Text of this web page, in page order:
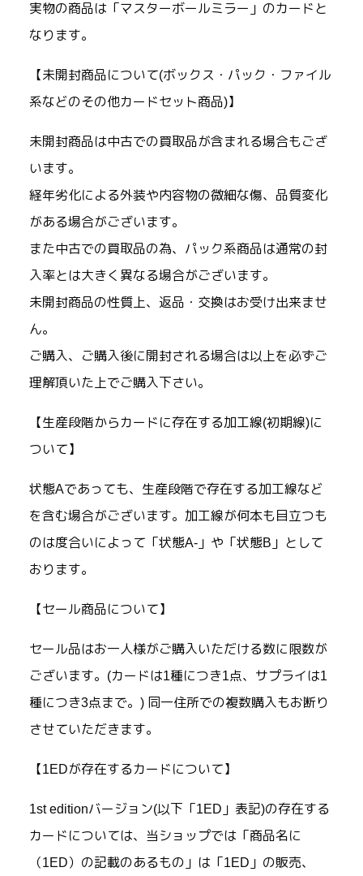
実物の商品は「マスターボールミラー」のカードと
なります。
【未開封商品について(ボックス・パック・ファイル
系などのその他カードセット商品)】
未開封商品は中古での買取品が含まれる場合もござ
います。
経年劣化による外装や内容物の微細な傷、品質変化
がある場合がございます。
また中古での買取品の為、パック系商品は通常の封
入率とは大きく異なる場合がございます。
未開封商品の性質上、返品・交換はお受け出来ませ
ん。
ご購入、ご購入後に開封される場合は以上を必ずご
理解頂いた上でご購入下さい。
【生産段階からカードに存在する加工線(初期線)に
ついて】
状態Aであっても、生産段階で存在する加工線など
を含む場合がございます。加工線が何本も目立つも
のは度合いによって「状態A-」や「状態B」として
おります。
【セール商品について】
セール品はお一人様がご購入いただける数に限数が
ございます。(カードは1種につき1点、サプライは1
種につき3点まで。) 同一住所での複数購入もお断り
させていただきます。
【1EDが存在するカードについて】
1st editionバージョン(以下「1ED」表記)の存在する
カードについては、当ショップでは「商品名に
（1ED）の記載のあるもの」は「1ED」の販売、